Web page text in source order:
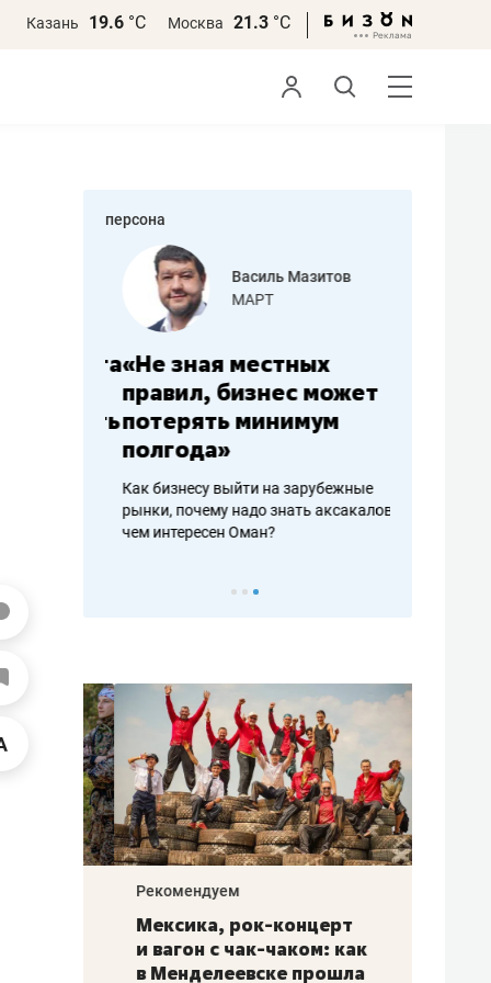
Казань 19.6 °С Москва 21.3 °С
персона
работа
Василь Мазитов
МАРТ
«Не зная местных
правил, бизнес может
потерять минимум
полгода»
Как бизнесу выйти на зарубежные
рынки, почему надо знать аксакалов и
чем интересен Оман?
Рекомендуем
Мексика, рок-концерт
и вагон с чак-чаком: как
в Менделеевске прошла